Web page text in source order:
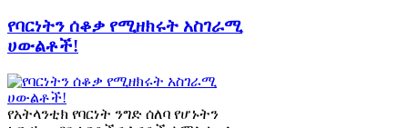
የባርነትን ሰቆቃ የሚዘክሩት አስገራሚ
ሀውልቶች!
የአትላንቲክ የባርነት ንግድ ሰለባ የሆኑትን